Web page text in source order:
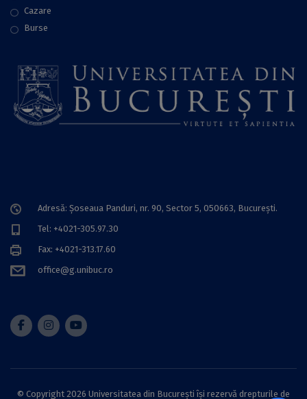
Cazare
Burse
Adresă: Șoseaua Panduri, nr. 90, Sector 5, 050663, Bucureşti.
Tel: +4021-305.97.30
Fax: +4021-313.17.60
office@g.unibuc.ro
© Copyright 2026 Universitatea din București își rezervă drepturile de